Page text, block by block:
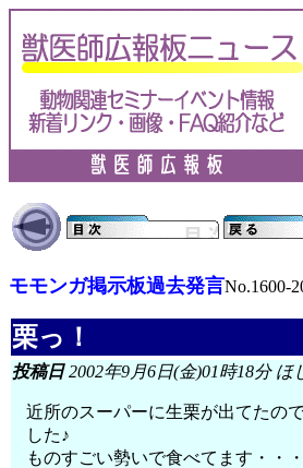
モモンガ掲示板過去発言No.1600-
栗っ！
投稿日2002年9月6日(金)01時18分 ほ
近所のスーパーに生栗が出てたの
した♪
ものすごい勢いで食べてます・・